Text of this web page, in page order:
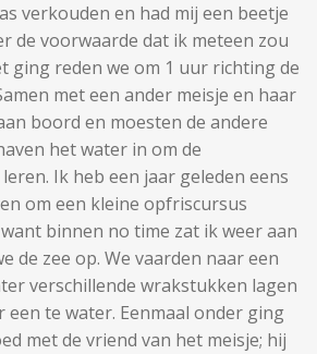
verkouden en had mij een beetje
de voorwaarde dat ik meteen zou
ging reden we om 1 uur richting de
met een ander meisje en haar
boord en moesten de andere
het water in om de
Ik heb een jaar geleden eens
om een kleine opfriscursus
binnen no time zat ik weer aan
de zee op. We vaarden naar een
verschillende wrakstukken lagen
een te water. Eenmaal onder ging
met de vriend van het meisje; hij